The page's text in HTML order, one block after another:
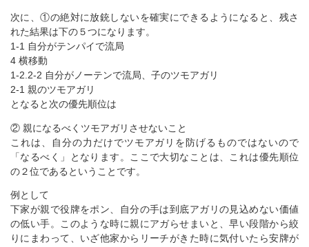
次に、①の絶対に放銃しないを確実にできるようになると、残さ
れた結果は下の５つになります。
1-1 自分がテンパイで流局
4 横移動
1-2.2-2 自分がノーテンで流局、子のツモアガリ
2-1 親のツモアガリ
となると次の優先順位は
② 親になるべくツモアガリさせないこと
これは、自分の力だけでツモアガリを防げるものではないので
「なるべく」となります。ここで大切なことは、これは優先順位
の２位であるということです。
例として
下家が親で役牌をポン、自分の手は到底アガリの見込めない価値
の低い手。このような時に親にアガらせまいと、早い段階から絞
りにまわって、いざ他家からリーチがきた時に気付いたら安牌が